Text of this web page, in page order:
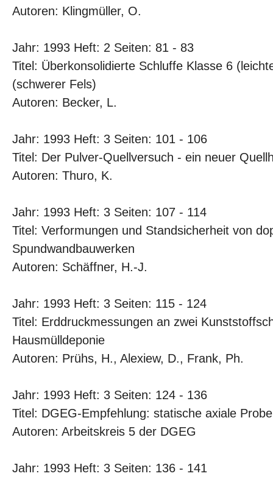
Autoren: Klingmüller, O.
Jahr: 1993 Heft: 2 Seiten: 81 - 83
Titel: Überkonsolidierte Schluffe Klasse 6
(schwerer Fels)
Autoren: Becker, L.
Jahr: 1993 Heft: 3 Seiten: 101 - 106
Titel: Der Pulver-Quellversuch - ein neuer
Autoren: Thuro, K.
Jahr: 1993 Heft: 3 Seiten: 107 - 114
Titel: Verformungen und Standsicherheit von
Spundwandbauwerken
Autoren: Schäffner, H.-J.
Jahr: 1993 Heft: 3 Seiten: 115 - 124
Titel: Erddruckmessungen an zwei
Hausmülldeponie
Autoren: Prühs, H., Alexiew, D., Frank, Ph.
Jahr: 1993 Heft: 3 Seiten: 124 - 136
Titel: DGEG-Empfehlung: statische axiale
Autoren: Arbeitskreis 5 der DGEG
Jahr: 1993 Heft: 3 Seiten: 136 - 141